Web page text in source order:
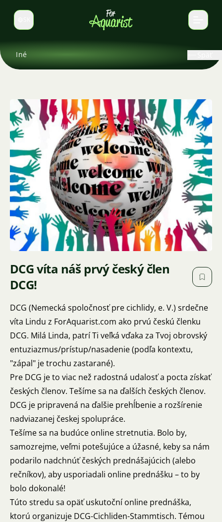
Prepnúť jazyk
Iné
DCG víta náš prvý český člen
DCG!
DCG (Nemecká spoločnosť pre cichlidy, e. V.) srdečne
víta Lindu z ForAquarist.com ako prvú českú členku
DCG. Milá Linda, patrí Ti veľká vďaka za Tvoj obrovský
entuziazmus/prístup/nasadenie (podľa kontextu,
"zápal" je trochu zastarané).
Pre DCG je to viac než radostná udalosť a pocta získať
českých členov. Tešíme sa na ďalších českých členov.
DCG je pripravená na ďalšie prehĺbenie a rozšírenie
nadviazanej českej spolupráce.
Tešíme sa na budúce online stretnutia. Bolo by,
samozrejme, veľmi potešujúce a úžasné, keby sa nám
podarilo nadchnúť českých prednášajúcich (alebo
rečníkov), aby usporiadali online prednášku – to by
bolo dokonalé!
Túto stredu sa opäť uskutoční online prednáška,
ktorú organizuje DCG-Cichliden-Stammtisch. Témou